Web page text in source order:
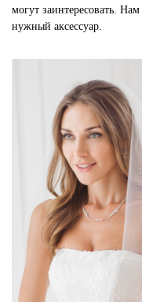
могут заинтересовать.
нужный аксессуар.